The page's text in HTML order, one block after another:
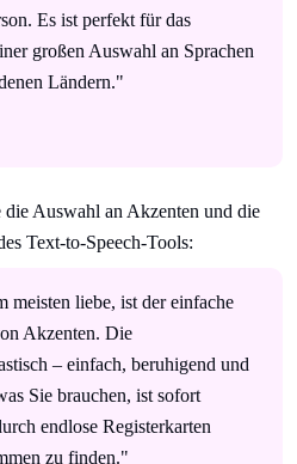
Es ist perfekt für das
großen Auswahl an Sprachen
Ländern."
die Auswahl an Akzenten und die
Text-to-Speech-Tools:
meisten liebe, ist der einfache
Akzenten. Die
– einfach, beruhigend und
Sie brauchen, ist sofort
endlose Registerkarten
zu finden."